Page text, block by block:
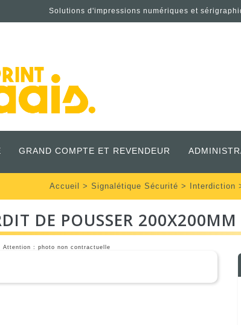
Solutions d'impressions numériques et
GRAND COMPTE ET REVENDEUR
Accueil > Signalétique Sécurité > Interdiction
DE POUSSER 200X200MM
Attention : photo non contractuelle